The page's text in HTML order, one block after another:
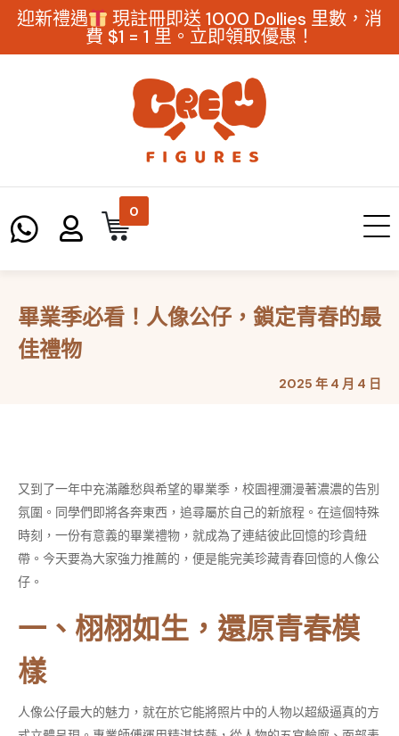
迎新禮遇 現註冊即送 1000 Dollies 里數，消
費 $1 = 1 里。立即領取優惠！
0
畢業季必看！人像公仔，鎖定青春的最
佳禮物
2025 年 4 月 4 日
又到了一年中充滿離愁與希望的畢業季，校園裡瀰漫著濃濃的告別
氛圍。同學們即將各奔東西，追尋屬於自己的新旅程。在這個特殊
時刻，一份有意義的畢業禮物，就成為了連結彼此回憶的珍貴紐
帶。今天要為大家強力推薦的，便是能完美珍藏青春回憶的人像公
仔。
一、栩栩如生，還原青春模
樣
人像公仔最大的魅力，就在於它能將照片中的人物以超級逼真的方